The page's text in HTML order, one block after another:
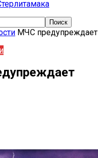
МЧС предупреждает